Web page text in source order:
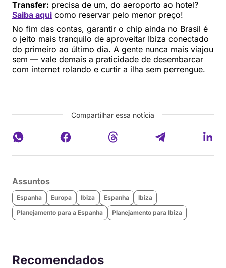
Transfer: precisa de um, do aeroporto ao hotel?
Saiba aqui como reservar pelo menor preço!
No fim das contas, garantir o chip ainda no Brasil é
o jeito mais tranquilo de aproveitar Ibiza conectado
do primeiro ao último dia. A gente nunca mais viajou
sem — vale demais a praticidade de desembarcar
com internet rolando e curtir a ilha sem perrengue.
Compartilhar essa notícia
Assuntos
Espanha Europa Ibiza Espanha
Ibiza
Planejamento para a Espanha
Planejamento para Ibiza
Recomendados